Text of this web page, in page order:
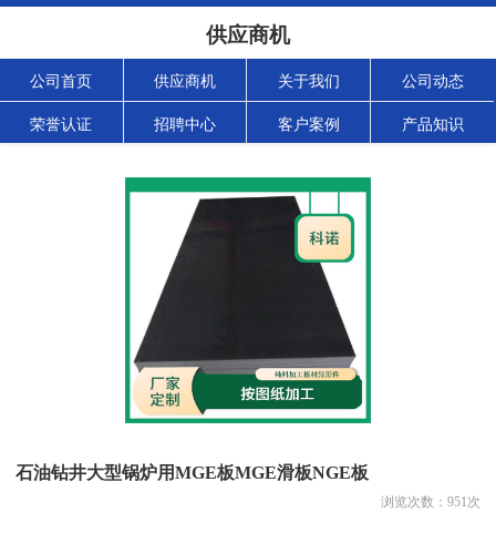
供应商机
公司首页 供应商机 关于我们 公司动态
荣誉认证 招聘中心 客户案例 产品知识
石油钻井大型锅炉用MGE板MGE滑板NGE板
浏览次数： 951次